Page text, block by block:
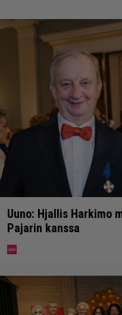
Uuno: Hjallis Harkimo
Pajarin kanssa